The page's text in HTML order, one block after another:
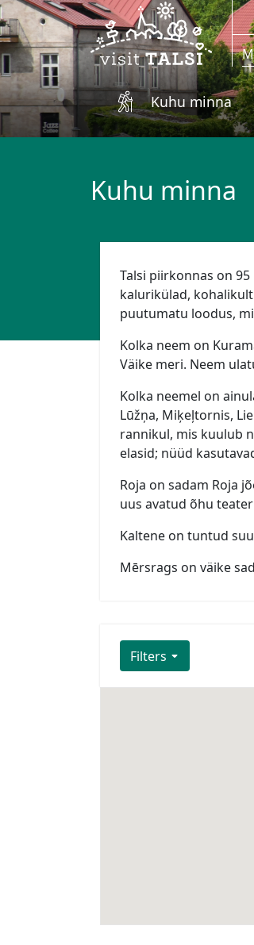
Skip to main content
Kuhu minna
Kuhu minna
Talsi piirkonnas on
kalurikülad,
puutumatu loodus,
Kolka neem on
Väike meri. Neem
Kolka neemel on
Lūžņa, Miķeļtornis,
rannikul, mis kuulub
elasid; nüüd
Roja on sadam Roja
uus avatud õhu
Kaltene on tuntud
Mērsrags on väike
Filters